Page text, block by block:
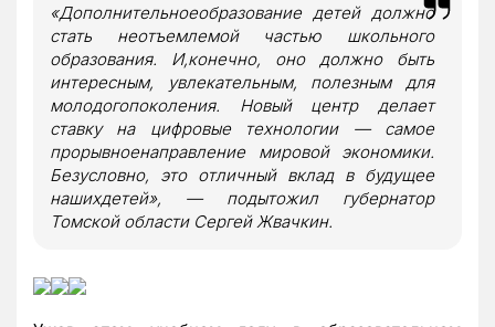
«Дополнительноеобразование детей должно
стать неотъемлемой частью школьного
образования. И,конечно, оно должно быть
интересным, увлекательным, полезным для
молодогопоколения. Новый центр делает
ставку на цифровые технологии — самое
прорывноенаправление мировой экономики.
Безусловно, это отличный вклад в будущее
нашихдетей», — подытожил губернатор
Томской области Сергей Жвачкин.